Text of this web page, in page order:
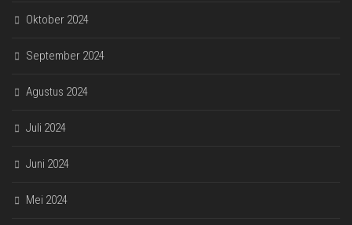
Oktober 2024
September 2024
Agustus 2024
Juli 2024
Juni 2024
Mei 2024